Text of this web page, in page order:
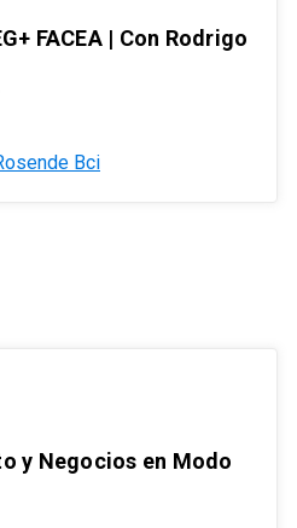
FACEA | Con Rodrigo
Bci
y Negocios en Modo